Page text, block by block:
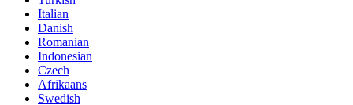
Italian
Danish
Romanian
Indonesian
Czech
Afrikaans
Swedish